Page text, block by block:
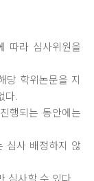
따라 심사위원을
당 학위논문을 지
다.
행되는 동안에는
심사 배정하지 않
심사할 수 있다.